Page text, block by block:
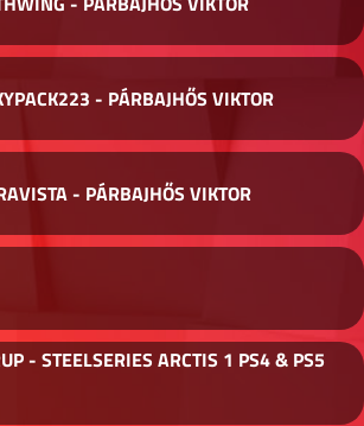
- PÁRBAJHŐS VIKTOR
- PÁRBAJHŐS VIKTOR
- STEELSERIES ARCTIS 1 PS4 & PS5